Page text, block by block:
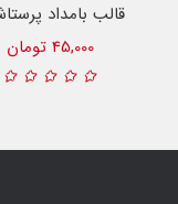
قالب بامداد
45,000 تومان